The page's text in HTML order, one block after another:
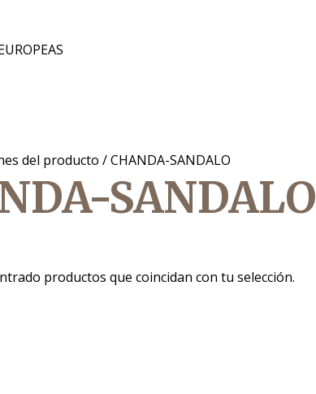
del producto / CHANDA-SANDALO
SANDALO
productos que coincidan con tu selección.